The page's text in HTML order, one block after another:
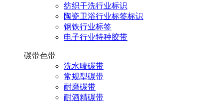
纺织干洗行业标识
陶瓷卫浴行业标签标识
钢铁行业标签
电子行业特种胶带
碳带色带
洗水唛碳带
常规型碳带
耐磨碳带
耐酒精碳带